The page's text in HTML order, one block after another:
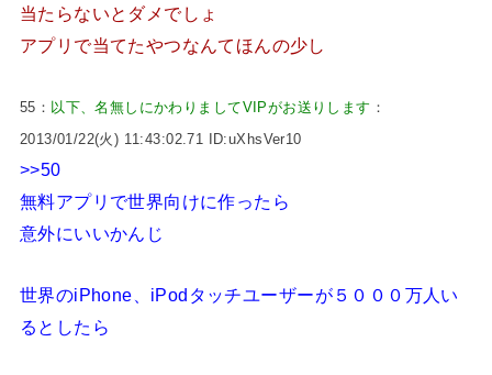
当たらないとダメでしょ
アプリで当てたやつなんてほんの少し
55： 以下、名無しにかわりましてVIPがお送りします ：
2013/01/22(火) 11:43:02.71 ID:uXhsVer10
>>50
無料アプリで世界向けに作ったら
意外にいいかんじ
世界のiPhone、iPodタッチユーザーが５０００万人い
るとしたら